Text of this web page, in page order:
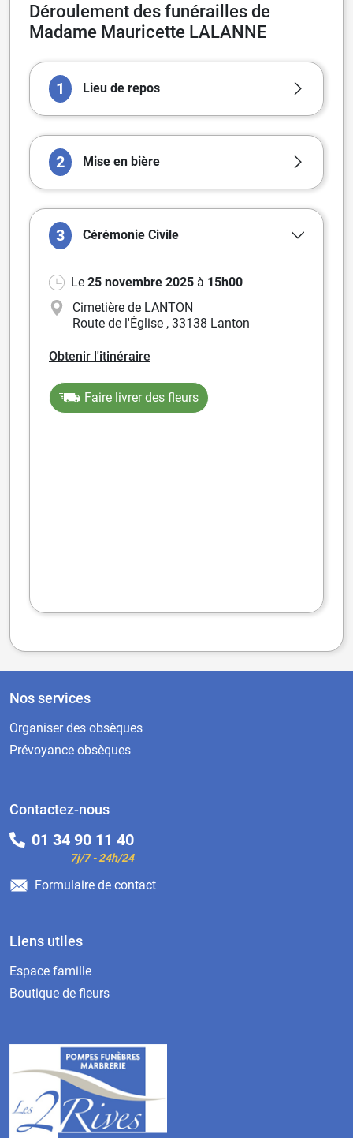
Déroulement des funérailles de
Madame Mauricette LALANNE
1 Lieu de repos
2 Mise en bière
3 Cérémonie Civile
Le 25 novembre 2025 à 15h00
Cimetière de LANTON
Route de l'Église , 33138 Lanton
Obtenir l'itinéraire
Faire livrer des fleurs
Nos services
Organiser des obsèques
Prévoyance obsèques
Contactez-nous
01 34 90 11 40
7j/7 - 24h/24
Formulaire de contact
Liens utiles
Espace famille
Boutique de fleurs